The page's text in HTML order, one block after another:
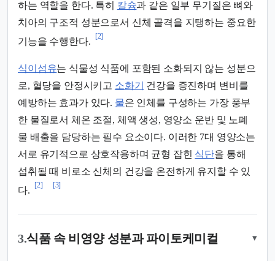
하는 역할을 한다. 특히 칼슘과 같은 일부 무기질은 뼈와
치아의 구조적 성분으로서 신체 골격을 지탱하는 중요한
기능을 수행한다.
[2]
식이섬유는 식물성 식품에 포함된 소화되지 않는 성분으
로, 혈당을 안정시키고 소화기
건강을 증진하며 변비를
예방하는 효과가 있다. 물은 인체를 구성하는 가장 풍부
한 물질로서 체온 조절, 체액 생성, 영양소 운반 및 노폐
물 배출을 담당하는 필수 요소이다. 이러한 7대 영양소는
서로 유기적으로 상호작용하며 균형 잡힌 식단을 통해
섭취될 때 비로소 신체의 건강을 온전하게 유지할 수 있
다.
[2] [3]
3.식품 속 비영양 성분과 파이토케미컬 ▾